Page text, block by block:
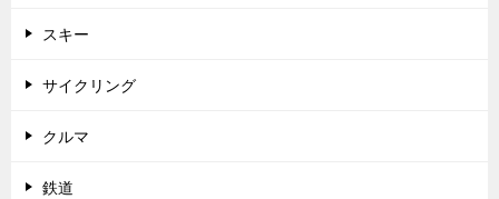
スキー
サイクリング
クルマ
鉄道